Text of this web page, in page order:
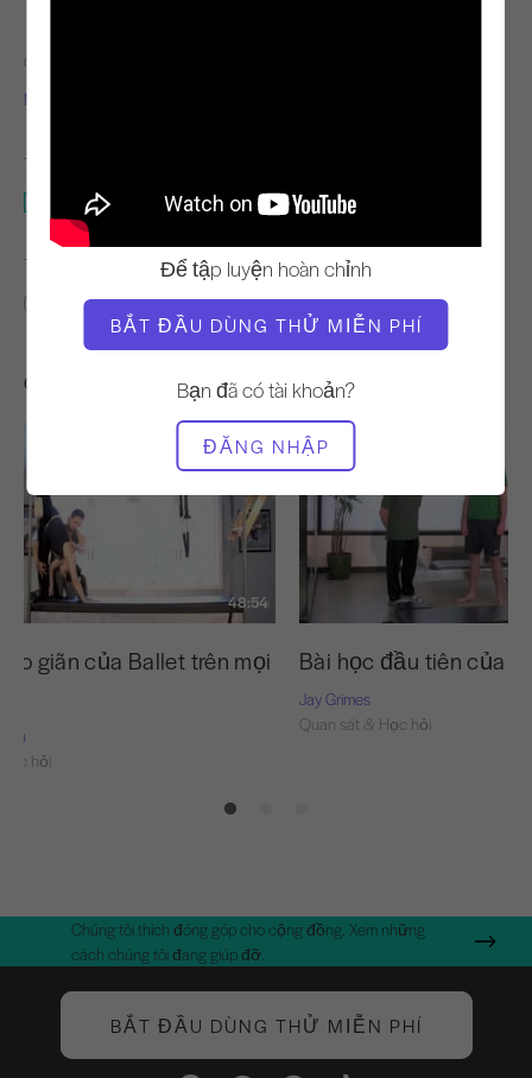
Để tập luyện hoàn chỉnh
BẮT ĐẦU DÙNG THỬ MIỄN PHÍ
Bạn đã có tài khoản?
ĐĂNG NHẬP
GIÁO VIÊN
Miguel Silva
THIẾT BỊ CẦN THIẾT
Toàn bộ Studio
TÌM LỚP HỌC TƯƠNG TỰ CHO
40 - 50 phút
Toàn bộ Studio
Các bài tập khác bạn có thể thích
48:54
giãn của Ballet trên mọi
hỏi
Bài học đầu tiên của
Jay Grimes
Quan sát & Học hỏi
Chúng tôi thích đóng góp cho cộng đồng. Xem những
cách chúng tôi đang giúp đỡ.
BẮT ĐẦU DÙNG THỬ MIỄN PHÍ